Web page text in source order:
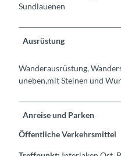
Sundlauenen
Ausrüstung
Wanderausrüstung,
uneben,mit Steinen und
Anreise und Parken
Öffentliche Verkehrsmittel